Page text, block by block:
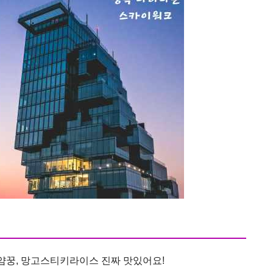
꿍, 망고스티키라이스 진짜 맛있어요!